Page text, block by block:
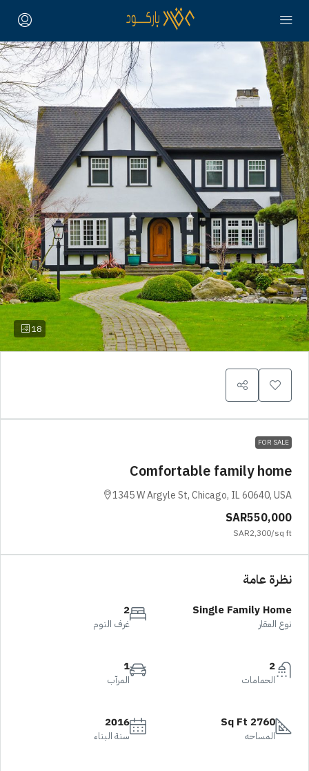
18
FOR SALE
Comfortable family home
1345 W Argyle St, Chicago, IL 60640, USA
SAR550,000
SAR2,300/sq ft
نظرة عامة
Single Family Home
نوع العقار
2
غرف النوم
2
الحمامات
1
المرآب
2760 Sq Ft
المساحه
2016
سنة البناء